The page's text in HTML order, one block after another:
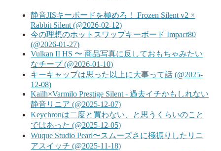
静音JISキーボードを極めろ！ Frozen Silent v2 ×
Rabbit Silent (@2026-02-12)
今の理想のホットスワップキーボード Impact80
(@2026-01-27)
Vulkan II HS 〜 商品写真に反しておもちゃみたい
なチープ (@2026-01-10)
キーキャップは思った以上に大事って話 (@2025-
12-08)
Kailh×Varmilo Prestige Silent - 過去イチかもしれない
静音リニア (@2025-12-07)
Keychronは二度と買わない、と思うくらいのこと
ではあった (@2025-12-05)
Wuque Studio Pearl〜スムーズさに極振りしたリニ
アスイッチ (@2025-11-18)